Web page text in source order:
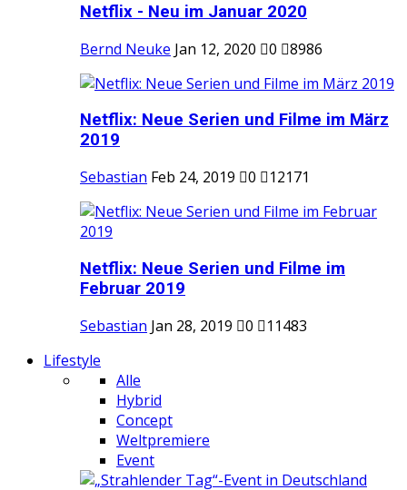
Netflix - Neu im Januar 2020
Bernd Neuke Jan 12, 2020 0 8986
Netflix: Neue Serien und Filme im März
2019
Sebastian Feb 24, 2019 0 12171
Netflix: Neue Serien und Filme im
Februar 2019
Sebastian Jan 28, 2019 0
11483
Lifestyle
Alle
Hybrid
Concept
Weltpremiere
Event